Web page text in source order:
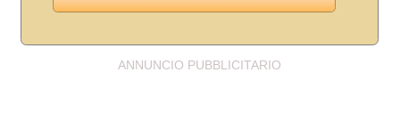
ANNUNCIO PUBBLICITARIO